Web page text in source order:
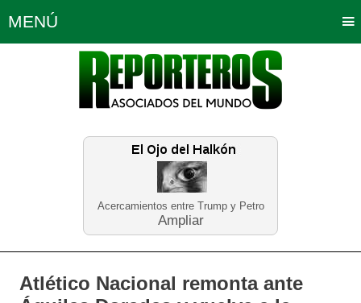
Acercamientos entre Trump y Petro
Ampliar
MENÚ
Política Opinión Bogotá
Planeta Tierra Deportes
Educación Neira
Atlético Nacional remonta ante